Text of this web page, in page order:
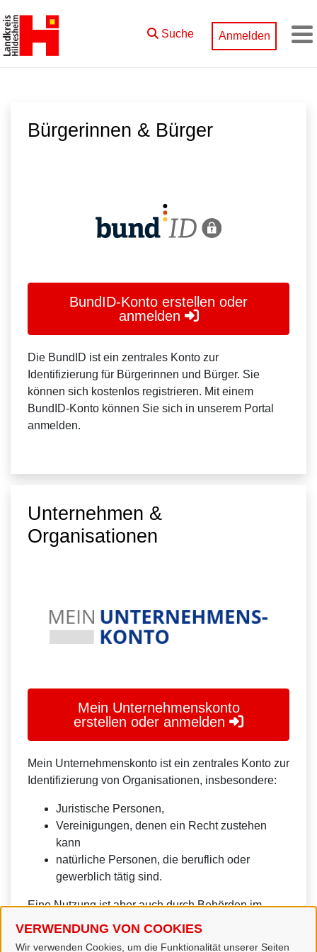
Zum Hauptinhalt springen
VERWENDUNG VON COOKIES
Wir verwenden Cookies, um die Funktionalität unserer Seiten
Suche Anmelden
Bürgerinnen & Bürger
BundID-Konto erstellen oder
anmelden
Die BundID ist ein zentrales Konto zur
Identifizierung für Bürgerinnen und Bürger. Sie
können sich kostenlos registrieren. Mit einem
BundID-Konto können Sie sich in unserem Portal
anmelden.
Unternehmen &
Organisationen
Mein Unternehmenskonto
erstellen oder anmelden
Mein Unternehmenskonto ist ein zentrales Konto zur
Identifizierung von Organisationen, insbesondere:
Juristische Personen,
Vereinigungen, denen ein Recht zustehen
kann
natürliche Personen, die beruflich oder
gewerblich tätig sind.
Eine Nutzung ist aber auch durch Behörden im
Sinne von § 1 Abs. 4 Verwaltungsverfahrensgesetz